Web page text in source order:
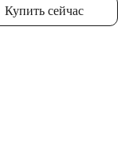
Купить сейчас